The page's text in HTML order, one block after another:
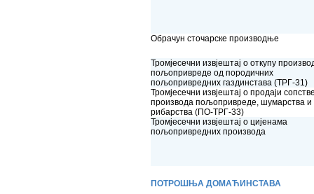
Обрачун сточарске производње
Тромјесечни извјештај о откупу
пољопривреде од породичних
пољопривредних газдинстава (ТРГ-31)
Тромјесечни извјештај о продаји
производа пољопривреде, шумарства и
рибарства (ПО-ТРГ-33)
Тромјесечни извјештај о цијенама
пољопривредних производа
ПОТРОШЊА ДОМАЋИНСТАВА